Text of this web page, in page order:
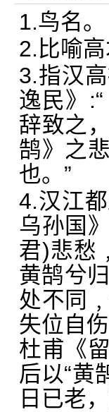
1.鸟名。
2.比喻高
3.指汉
逸民》
辞致之
鹄》之
也。”
4.汉江
乌孙国
君)悲愁
黄鹄兮
处不同
失位自
杜甫《
后以“黄
日已老